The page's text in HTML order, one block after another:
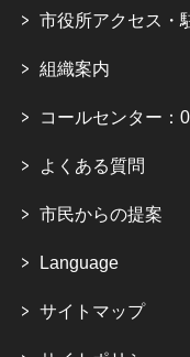
市役所アクセス・
組織案内
コールセンター：
よくある質問
市民からの提案
Language
サイトマップ